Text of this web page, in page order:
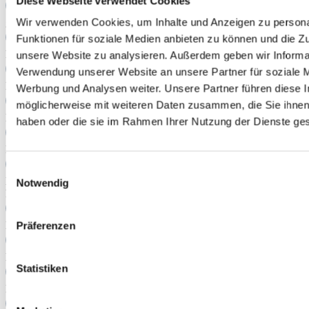
Wir verwenden Cookies, um Inhalte und Anzeigen zu
Funktionen für soziale Medien anbieten zu können und die
unsere Website zu analysieren. Außerdem geben wir
Verwendung unserer Website an unsere Partner für soziale
Werbung und Analysen weiter. Unsere Partner führen diese
möglicherweise mit weiteren Daten zusammen, die Sie
haben oder die sie im Rahmen Ihrer Nutzung der Dienste
Einwilligungsauswahl
Notwendig
Präferenzen
Statistiken
getConcretePlacards nicht implementiert
Kombination aus Renderer und Größe nicht implementiert
Bitte korrigiere Deine Eingabe in Textfeld 1.
Bitte korrigiere Deine Eingabe in Textfeld 2.
Bitte korrigiere Deine Eingabe im Nummernfeld.
Die maximale Gesamtanzahl an Zeichen ist überschritten, bitte
korrigiere Deine Eingaben.
Bitte korrigiere Deine Eingabe in Textfeld 1.
Bitte korrigiere Deine Eingabe in Textfeld 2.
Bitte korrigiere Deine Eingabe im Nummernfeld.